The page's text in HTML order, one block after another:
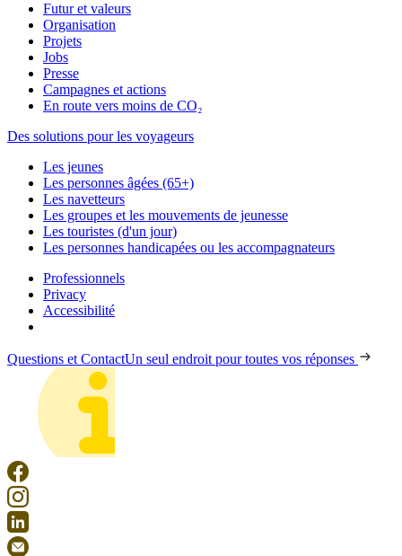
Futur et valeurs
Organisation
Projets
Jobs
Presse
Campagnes et actions
En route vers moins de CO₂
Des solutions pour les voyageurs
Les jeunes
Les personnes âgées (65+)
Les navetteurs
Les groupes et les mouvements de jeunesse
Les touristes (d'un jour)
Les personnes handicapées ou les accompagnateurs
Professionnels
Privacy
Accessibilité
Questions et ContactUn seul endroit pour toutes vos réponses